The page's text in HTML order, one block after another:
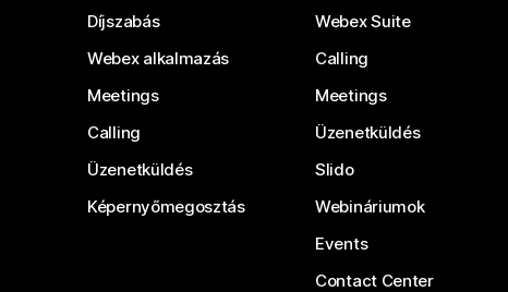
Díjszabás
Webex alkalmazás
Meetings
Calling
Üzenetküldés
Képernyőmegosztás
Webex Suite
Calling
Meetings
Üzenetküldés
Slido
Webináriumok
Events
Contact Center